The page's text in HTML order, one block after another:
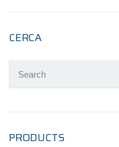
CERCA
PRODUCTS